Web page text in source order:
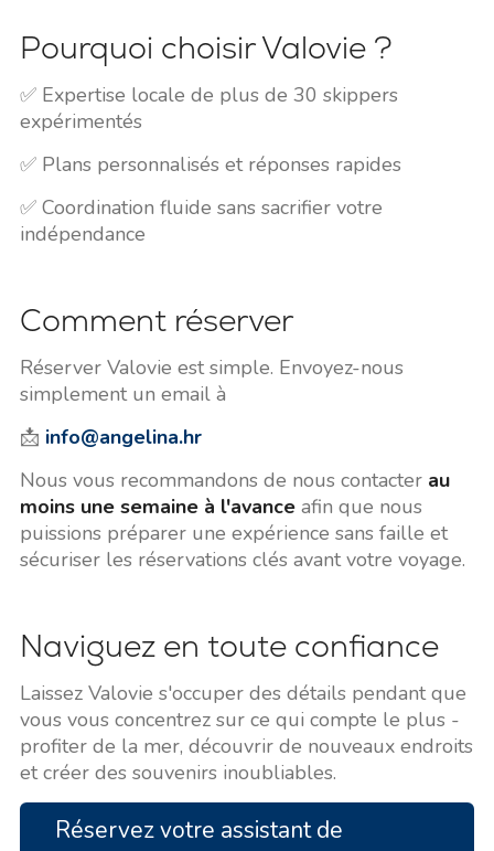
Pourquoi choisir Valovie ?
✅ Expertise locale de plus de 30 skippers
expérimentés
✅ Plans personnalisés et réponses rapides
✅ Coordination fluide sans sacrifier votre
indépendance
Comment réserver
Réserver Valovie est simple. Envoyez-nous
simplement un email à
📩 info@angelina.hr
Nous vous recommandons de nous contacter au
moins une semaine à l'avanceafin que nous
puissions préparer une expérience sans faille et
sécuriser les réservations clés avant votre voyage.
Naviguez en toute confiance
Laissez Valovie s'occuper des détails pendant que
vous vous concentrez sur ce qui compte le plus -
profiter de la mer, découvrir de nouveaux endroits
et créer des souvenirs inoubliables.
Réservez votre assistant de